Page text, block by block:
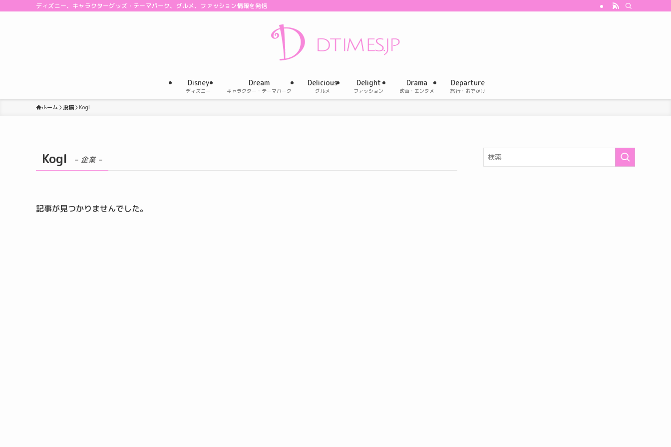
ディズニー、キャラクターグッズ・テーマパーク、グルメ、ファッション情報を発信
Disney
ディズニー
Dream
キャラクター・テーマパーク
Delicious
グルメ
Delight
ファッション
Drama
映画・エンタメ
Departure
旅行・おでかけ
ホーム 投稿 Kogl
Kogl – 企業 –
記事が見つかりませんでした。